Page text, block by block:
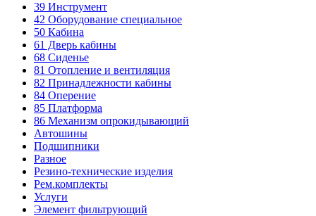
39 Инструмент
42 Оборудование специальное
50 Кабина
61 Дверь кабины
68 Сиденье
81 Отопление и вентиляция
82 Принадлежности кабины
84 Оперение
85 Платформа
86 Механизм опрокидывающий
Автошины
Подшипники
Разное
Резино-технические изделия
Рем.комплекты
Услуги
Элемент фильтрующий